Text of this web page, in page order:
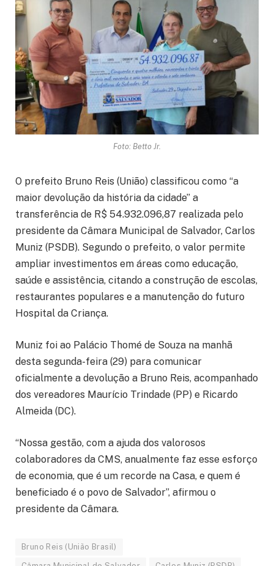
Foto: Betto Jr.
O prefeito Bruno Reis (União) classificou como “a
maior devolução da história da cidade” a
transferência de R$ 54.932.096,87 realizada pelo
presidente da Câmara Municipal de Salvador, Carlos
Muniz (PSDB). Segundo o prefeito, o valor permite
ampliar investimentos em áreas como educação,
saúde e assistência, citando a construção de escolas,
restaurantes populares e a manutenção do futuro
Hospital da Criança.
Muniz foi ao Palácio Thomé de Souza na manhã
desta segunda-feira (29) para comunicar
oficialmente a devolução a Bruno Reis, acompanhado
dos vereadores Maurício Trindade (PP) e Ricardo
Almeida (DC).
“Nossa gestão, com a ajuda dos valorosos
colaboradores da CMS, anualmente faz esse esforço
de economia, que é um recorde na Casa, e quem é
beneficiado é o povo de Salvador”, afirmou o
presidente da Câmara.
Bruno Reis (União Brasil)